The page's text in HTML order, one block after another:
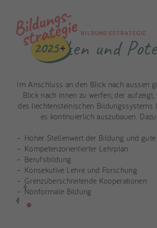
BILDUNGSSTRATEGIE
Stärken und
Im Anschluss an den Blick nach aussen
Blick nach innen zu werfen, der aufzeigt,
des liechtensteinischen Bildungssystems
es kontinuierlich auszubauen.
Hoher Stellenwert der Bildung und
Kompetenzorientierter Lehrplan
Berufsbildung
Konsekutive Lehre und Forschung
Grenzüberschreitende Kooperationen
Nonformale Bildung